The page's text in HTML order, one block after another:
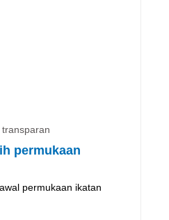
transparan
permukaan
permukaan ikatan